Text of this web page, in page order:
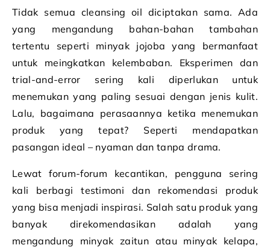
Tidak semua cleansing oil diciptakan sama. Ada
yang mengandung bahan-bahan tambahan
tertentu seperti minyak jojoba yang bermanfaat
untuk meingkatkan kelembaban. Eksperimen dan
trial-and-error sering kali diperlukan untuk
menemukan yang paling sesuai dengan jenis kulit.
Lalu, bagaimana perasaannya ketika menemukan
produk yang tepat? Seperti mendapatkan
pasangan ideal – nyaman dan tanpa drama.
Lewat forum-forum kecantikan, pengguna sering
kali berbagi testimoni dan rekomendasi produk
yang bisa menjadi inspirasi. Salah satu produk yang
banyak direkomendasikan adalah yang
mengandung minyak zaitun atau minyak kelapa,